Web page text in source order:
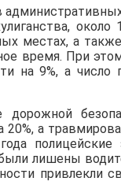
около
местах, а
время. При
на 9%, а
дорожной
20%, а
лишены
привлекли